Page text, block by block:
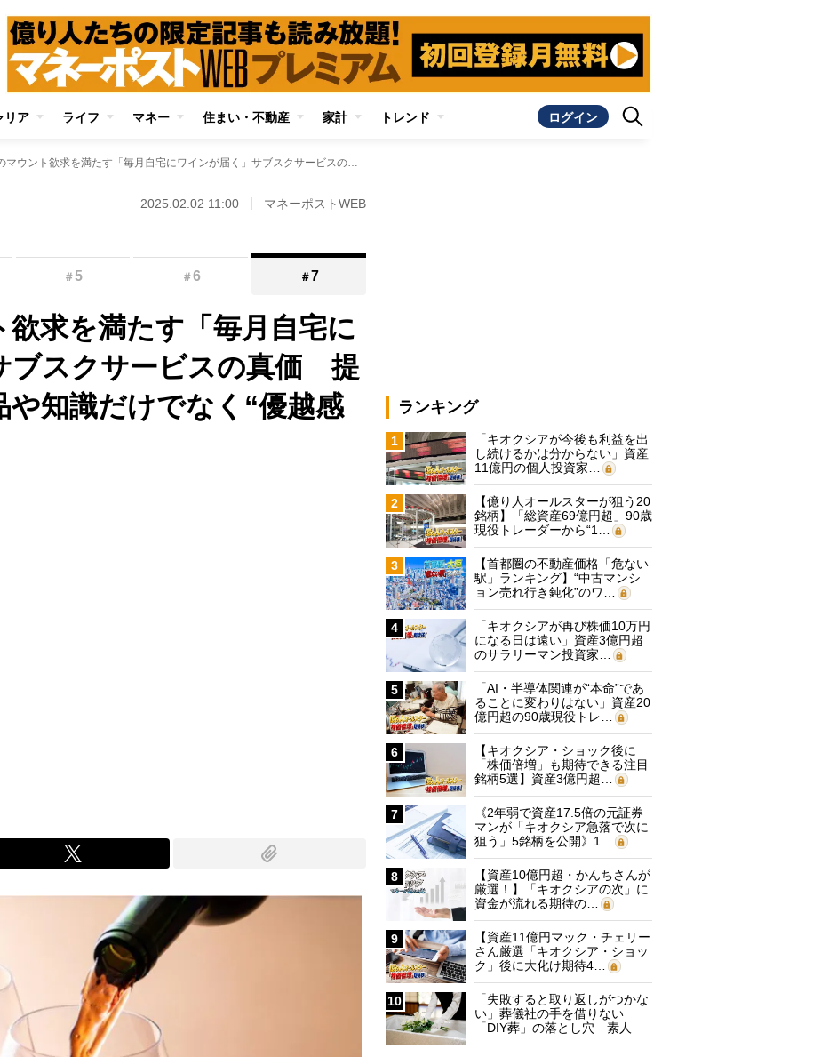
リア ライフ マネー 住まい・不動産 家計 トレンド ログイン
消費者のマウント欲求を満たす「毎月自宅にワインが届く」サブスクサービスの真価 提供されるのは商品や知識だけでなく“優越感を味わえる”体験
2025.02.02 11:00 マネーポストWEB
＃5 ＃6 ＃7
求を満たす「毎月自宅に
ブスクサービスの真価 提
知識だけでなく“優越感
ランキング
1
「キオクシアが今後も利益を出
し続けるかは分からない」資産
11億円の個人投資家…
2
【億り人オールスターが狙う20
銘柄】「総資産69億円超」90歳
現役トレーダーから“1…
3
【首都圏の不動産価格「危ない
駅」ランキング】“中古マンシ
ョン売れ行き鈍化”のワ…
4
「キオクシアが再び株価10万円
になる日は遠い」資産3億円超
のサラリーマン投資家…
5
「AI・半導体関連が“本命”であ
ることに変わりはない」資産20
億円超の90歳現役トレ…
6
【キオクシア・ショック後に
「株価倍増」も期待できる注目
銘柄5選】資産3億円超…
7
《2年弱で資産17.5倍の元証券
マンが「キオクシア急落で次に
狙う」5銘柄を公開》1…
8
【資産10億円超・かんちさんが
厳選！】「キオクシアの次」に
資金が流れる期待の…
9
【資産11億円マック・チェリー
さん厳選「キオクシア・ショッ
ク」後に大化け期待4…
10
「失敗すると取り返しがつかな
い」葬儀社の手を借りない
「DIY葬」の落とし穴 素人